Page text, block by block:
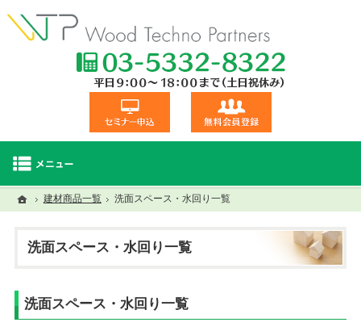
洗面スペース・水回り一覧
洗面スペース・水回り一覧
TEL:03-
セミナー申込
ホーム セミナー・研修一覧建材商品一覧
ホーム
建材商品一覧 洗面スペース・水回り一覧